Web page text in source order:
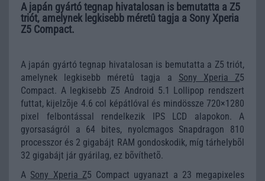
A japán gyártó tegnap hivatalosan is bemutatta a Z5
triót, amelynek legkisebb méretû tagja a Sony Xperia
Z5 Compact.
A japán gyártó tegnap hivatalosan is bemutatta a Z5 triót,
amelynek legkisebb méretû tagja a Sony Xperia Z5
Compact. A legkisebb Z5 Android 5.1 Lollipop rendszert
futtat, kijelzõje 4.6 col képátlóval és mindössze 720×1280
pixel felbontással rendelkezik IPS LCD alapokon. A
gyorsaságról a 64 bites, nyolcmagos Snapdragon 810
processzor és 2 gigabájt RAM gondoskodik, míg tárhelybõl
32 gigabájt jár gyárilag, ez bõvíthetõ.
A Sony Xperia Z5 Compact ugyanazt a 23 megapixeles